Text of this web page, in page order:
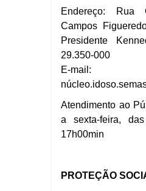
Endereço: Rua
Campos
Presidente
29.350-000
E-mail:
núcleo.idoso.
Atendimento ao
a sexta-feira,
17h00min
PROTEÇÃO